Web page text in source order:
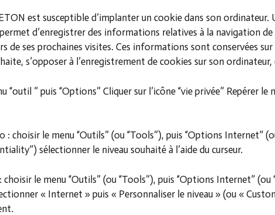
est susceptible d’implanter un cookie dans son ordinateur.
d’enregistrer des informations relatives à la navigation
ses prochaines visites. Ces informations sont conservées sur
s’opposer à l’enregistrement de cookies sur son
” puis “Options” Cliquer sur l’icône “vie privée” Repérer le
le menu “Outils” (ou “Tools”), puis “Options Internet”
sélectionner le niveau souhaité à l’aide du curseur.
le menu “Outils” (ou “Tools”), puis “Options Internet”
« Internet » puis « Personnaliser le niveau » (ou «